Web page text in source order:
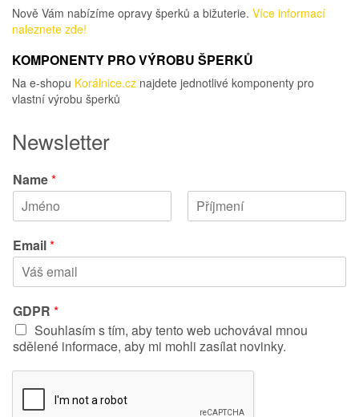
Nově Vám nabízíme opravy šperků a bižuterie. Více informací
naleznete zde!
KOMPONENTY PRO VÝROBU ŠPERKŮ
Na e-shopu Korálnice.cz najdete jednotlivé komponenty pro
vlastní výrobu šperků
Newsletter
Name*
K
ř
e
n
j
m
é
n
o
P
e
Email*
GDPR *
Souhlasím s tím, aby tento web uchovával mnou
sdělené informace, aby mi mohli zasílat novinky.